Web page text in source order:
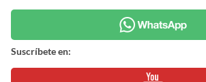
Suscríbete en: